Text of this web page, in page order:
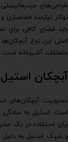
طراحی‌های
توکار نیازمند فضاسازی
باید فضای کافی برای
اصلی این نوع
متعلقات آشپزخانه است.
آبچکان
محبوبیت آبچکان‌های
است. استیل به سادگی
برای استفاده در یک
و شیک استیل به دلیل